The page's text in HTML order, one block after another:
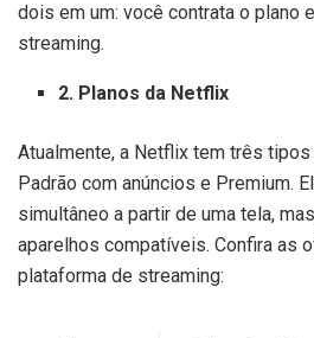
dois em um: você contrata o plano
streaming.
2. Planos da Netflix
Atualmente, a Netflix tem três tipos
Padrão com anúncios e Premium.
simultâneo a partir de uma tela,
aparelhos compatíveis. Confira as
plataforma de streaming: